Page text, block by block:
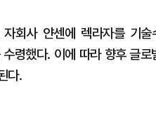
회사 얀센에 렉라자를 기
령했다. 이에 따라 향후 글로
다.